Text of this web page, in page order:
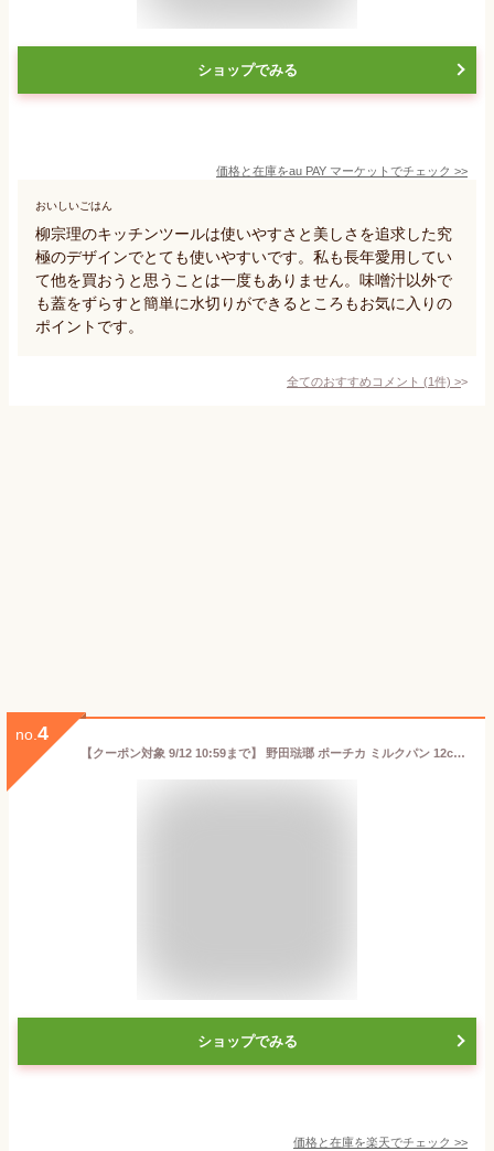
ショップでみる
価格と在庫をau PAY マーケット でチェック >>
おいしいごはん
柳宗理のキッチンツールは使いやすさと美しさを追求した究
極のデザインでとても使いやすいです。私も長年愛用してい
て他を買おうと思うことは一度もありません。味噌汁以外で
も蓋をずらすと簡単に水切りができるところもお気に入りの
ポイントです。
全てのおすすめコメント (1件) >
no. 4
【クーポン対象 9/12 10:59まで】 野田琺瑯 ポーチカ ミルクパン 12cm ガス火専用 琺瑯 ホーロー ノダホーロー POCHKA 鍋 片手鍋 日本製 PO-12M
ショップでみる
価格と在庫を楽天でチェック >>